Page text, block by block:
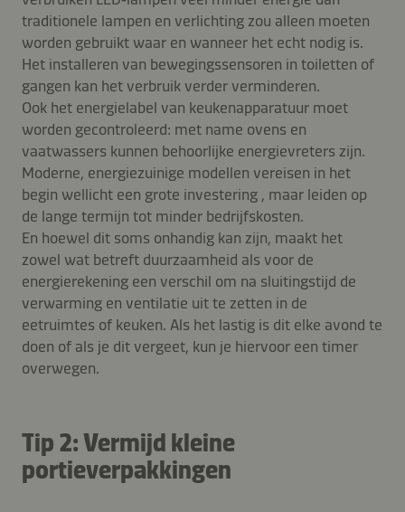
traditionele lampen en verlichting zou alleen moeten
worden gebruikt waar en wanneer het echt nodig is.
Het installeren van bewegingssensoren in toiletten of
gangen kan het verbruik verder verminderen.
Ook het energielabel van keukenapparatuur moet
worden gecontroleerd: met name ovens en
vaatwassers kunnen behoorlijke energievreters zijn.
Moderne, energiezuinige modellen vereisen in het
begin wellicht een grote investering , maar leiden op
de lange termijn tot minder bedrijfskosten.
En hoewel dit soms onhandig kan zijn, maakt het
zowel wat betreft duurzaamheid als voor de
energierekening een verschil om na sluitingstijd de
verwarming en ventilatie uit te zetten in de
eetruimtes of keuken. Als het lastig is dit elke avond te
doen of als je dit vergeet, kun je hiervoor een timer
overwegen.
Tip 2: Vermijd kleine
portieverpakkingen